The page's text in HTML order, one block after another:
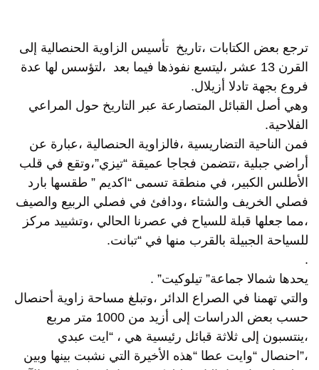
ترجع بعض الكتابات ،تاريخ تأسيس الزاوية الحنصالية إلى
القرن 13 عشر ،ليتسع نفوذها فيما بعد ،لتؤسس لها عدة
فروع بجهة تادلا أزيلال.
وهي أصل القبائل المتصارعة عبر التاريخ حول المراعي
الفلاحية.
فمن الناحية التضاريسية ،فالزاوية الحنصالية ،عبارة عن
أراضي جبلية ،تتضمن فجاجا عميقة “تيزي”،وتقع في قلب
الأطلس الكبير، في منطقة تسمى “اكديم ” طقسها بارد
فصلي الخريف والشتاء ،ودافئ في فصلي الربيع والصيف
،مما جعلها قبلة للسياح في عصرنا الحالي ،وتشييد مركز
للسياحة الجبيلة بالقرب منها في “تبانت.
.
يحدها شمالا جماعة” تيلوكيت” .
والتي تهمنا في الصراع الدائر ،وتبلغ مساحة زاوية أحنصال
حسب بعض الدراسات إلى أزيد من 1000 متر مربع
،ينتسبون إلى ثلاثة قبائل رئيسية هي ، “ايت عبدي
،”احنصال “وايت عطا “هذه الأخيرة التي نشبت بينها وبين